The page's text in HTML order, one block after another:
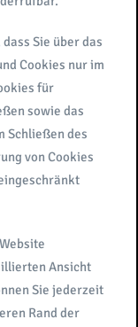
Sie über das
Cookies nur im
für
sowie das
Schließen des
von Cookies
Ansicht
Sie jederzeit
Rand der